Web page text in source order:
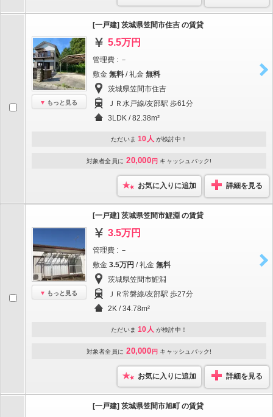
もっと見る
[一戸建] 茨城県笠間市住吉 の賃貸
5.5万円
管理費 : －
敷金 無料 / 礼金 無料
茨城県笠間市住吉
ＪＲ水戸線/友部駅 歩61分
3LDK / 82.38m²
ただいま 10人 が検討中！
対象者全員に 20,000 円 キャッシュバック!
お気に入りに追加 詳細を見る
もっと見る
[一戸建] 茨城県笠間市鯉淵 の賃貸
3.5万円
管理費 : －
敷金 3.5万円 / 礼金 無料
茨城県笠間市鯉淵
ＪＲ常磐線/友部駅 歩27分
2K / 34.78m²
ただいま 10人 が検討中！
対象者全員に 20,000 円 キャッシュバック!
お気に入りに追加 詳細を見る
[一戸建] 茨城県笠間市旭町 の賃貸